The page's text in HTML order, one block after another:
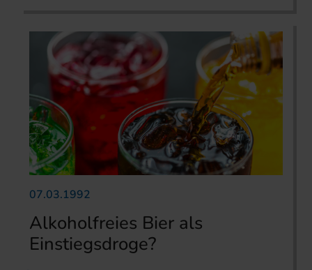
07.03.1992
Alkoholfreies Bier als
Einstiegsdroge?